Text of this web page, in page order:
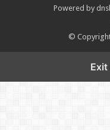
Powered by
© Copyright